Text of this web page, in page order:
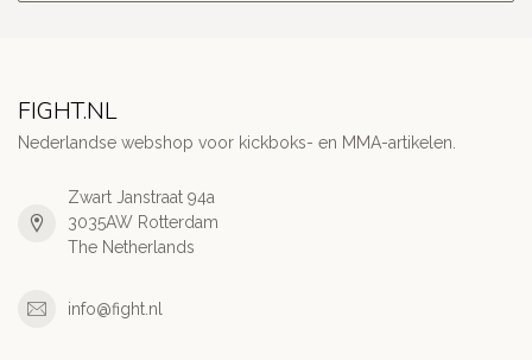
FIGHT.NL
Nederlandse webshop voor kickboks- en MMA-artikelen.
Zwart Janstraat 94a
3035AW Rotterdam
The Netherlands
info@fight.nl